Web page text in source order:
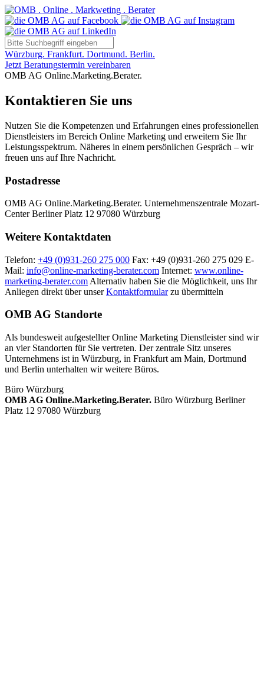
Würzburg. Frankfurt. Dortmund. Berlin.
Jetzt Beratungstermin vereinbaren
OMB AG Online.Marketing.Berater.
Kontaktieren Sie uns
Nutzen Sie die Kompetenzen und Erfahrungen eines professionellen
Dienstleisters im Bereich Online Marketing und erweitern Sie Ihr
Leistungsspektrum. Näheres in einem persönlichen Gespräch – wir
freuen uns auf Ihre Nachricht.
Postadresse
OMB AG Online.Marketing.Berater. Unternehmenszentrale Mozart-
Center Berliner Platz 12 97080 Würzburg
Weitere Kontaktdaten
Telefon: +49 (0)931-260 275 000 Fax: +49 (0)931-260 275 029 E-
Mail: info@online-marketing-berater.com Internet: www.online-
marketing-berater.com Alternativ haben Sie die Möglichkeit, uns Ihr
Anliegen direkt über unserKontaktformularzu übermitteln
OMB AG Standorte
Als bundesweit aufgestellter Online Marketing Dienstleister sind wir
an vier Standorten für Sie vertreten. Der zentrale Sitz unseres
Unternehmens ist in Würzburg, in Frankfurt am Main, Dortmund
und Berlin unterhalten wir weitere Büros.
Büro Würzburg
OMB AG Online.Marketing.Berater. Büro Würzburg Berliner
Platz 12 97080 Würzburg